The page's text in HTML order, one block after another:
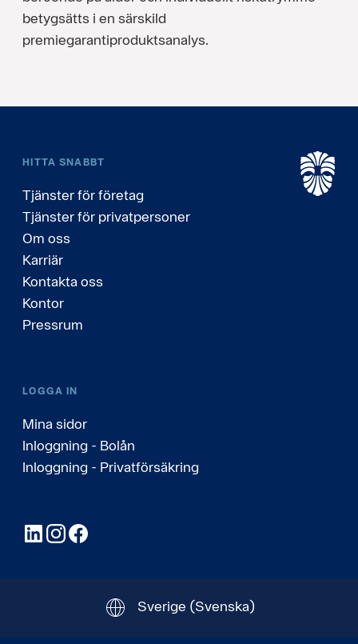
betygsätts i en särskild
premiegarantiproduktsanalys.
HITTA SNABBT
Tjänster för företag
Tjänster för privatpersoner
Om oss
Karriär
Kontakta oss
Kontor
Pressrum
LOGGA IN
Mina sidor
Inloggning - Bolån
Inloggning - Privatförsäkring
LinkedInInstagram
Sverige (Svenska)